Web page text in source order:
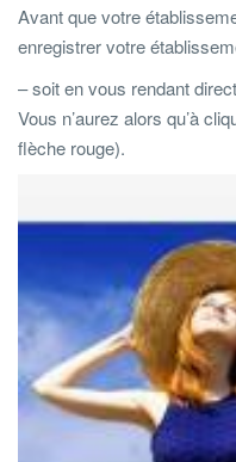
Avant que votre
enregistrer votre
– soit en vous rendant
Vous n’aurez alors qu’à
flèche rouge).